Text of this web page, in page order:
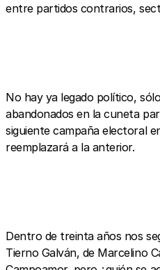
entre partidos contrarios,
No hay ya legado político,
abandonados en la cuneta
siguiente campaña electoral
reemplazará a la anterior.
Dentro de treinta años nos
Tierno Galván, de Marcelino